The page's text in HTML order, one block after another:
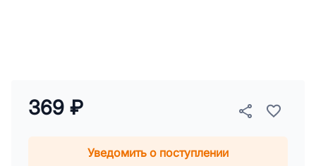
369 ₽
Уведомить о поступлении